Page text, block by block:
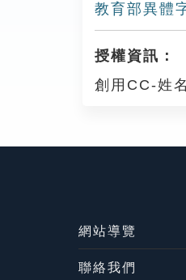
教育部異體
授權資訊：
創用CC-姓
網站導覽
聯絡我們